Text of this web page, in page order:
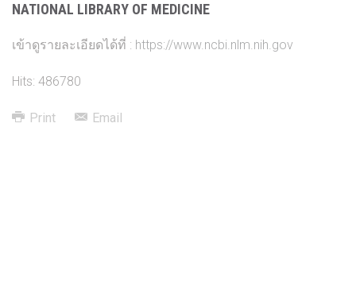
NATIONAL LIBRARY OF MEDICINE
เข้าดูรายละเอียดได้ที่ : https://www.ncbi.nlm.nih.gov
Hits: 486780
Print Email